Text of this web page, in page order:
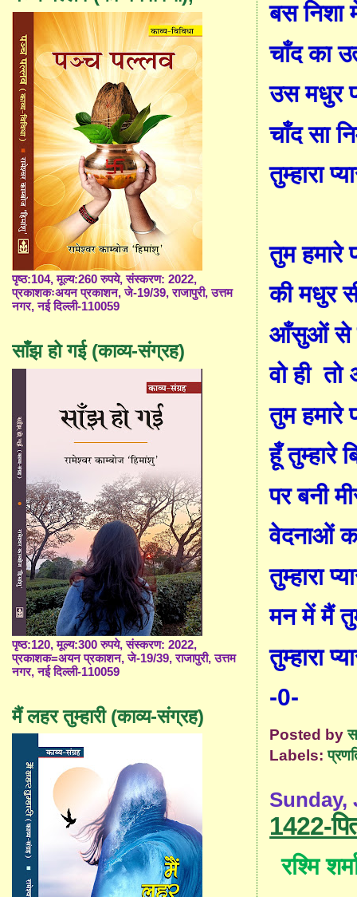
बस निशा
चाँद का
उस मधुर
चाँद सा
तुम्हारा
तुम हमारे
की मधुर
आँसुओं से
वो ही तो
तुम हमारे
हूँ तुम्हारे
पर बनी
वेदनाओं
तुम्हारा
मन में मैं
तुम्हारा
-0-
Posted by
Labels:
Sunday,
1422-
रश्मि
पृष्ठ:104, मूल्य:260 रुपये, संस्करण: 2022,
प्रकाशकःअयन प्रकाशन, जे-19/39, राजापुरी, उत्तम
नगर, नई दिल्ली-110059
साँझ हो गई (काव्य-संग्रह)
पृष्ठ:120, मूल्य:300 रुपये, संस्करण: 2022,
प्रकाशक=अयन प्रकाशन, जे-19/39, राजापुरी, उत्तम
नगर, नई दिल्ली-110059
मैं लहर तुम्हारी (काव्य-संग्रह)